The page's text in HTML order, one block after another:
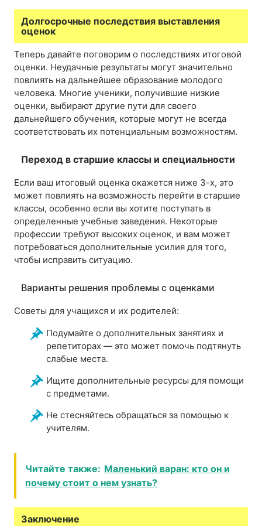
Долгосрочные последствия выставления
оценок
Теперь давайте поговорим о последствиях итоговой
оценки. Неудачные результаты могут значительно
повлиять на дальнейшее образование молодого
человека. Многие ученики, получившие низкие
оценки, выбирают другие пути для своего
дальнейшего обучения, которые могут не всегда
соответствовать их потенциальным возможностям.
Переход в старшие классы и специальности
Если ваш итоговый оценка окажется ниже 3-х, это
может повлиять на возможность перейти в старшие
классы, особенно если вы хотите поступать в
определенные учебные заведения. Некоторые
профессии требуют высоких оценок, и вам может
потребоваться дополнительные усилия для того,
чтобы исправить ситуацию.
Варианты решения проблемы с оценками
Советы для учащихся и их родителей:
Подумайте о дополнительных занятиях и
репетиторах — это может помочь подтянуть
слабые места.
Ищите дополнительные ресурсы для помощи
с предметами.
Не стесняйтесь обращаться за помощью к
учителям.
Читайте также: Маленький варан: кто он и
почему стоит о нем узнать?
Заключение